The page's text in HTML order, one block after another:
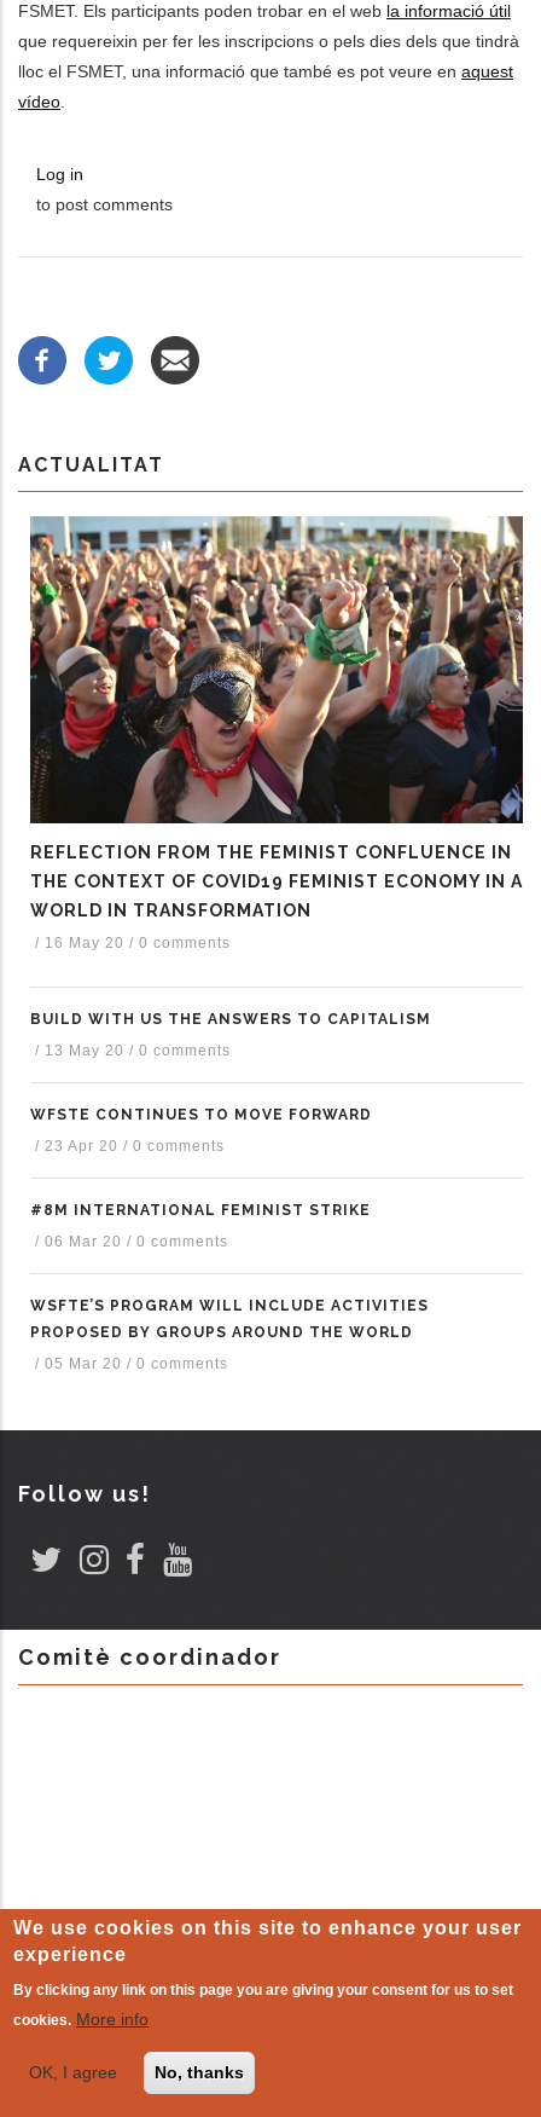
FSMET. Els participants poden trobar en el web la informació útil
que requereixin per fer les inscripcions o pels dies dels que tindrà
lloc el FSMET, una informació que també es pot veure en aquest
vídeo.
Log in
to post comments
ACTUALITAT
REFLECTION FROM THE FEMINIST CONFLUENCE IN
THE CONTEXT OF COVID19 FEMINIST ECONOMY IN A
WORLD IN TRANSFORMATION
/ 16 May 20 / 0 comments
BUILD WITH US THE ANSWERS TO CAPITALISM
/ 13 May 20 / 0 comments
WFSTE CONTINUES TO MOVE FORWARD
/ 23 Apr 20 / 0 comments
#8M INTERNATIONAL FEMINIST STRIKE
/ 06 Mar 20 / 0 comments
WSFTE’S PROGRAM WILL INCLUDE ACTIVITIES
PROPOSED BY GROUPS AROUND THE WORLD
/ 05 Mar 20 / 0 comments
Follow us!
Comitè coordinador
We use cookies on this site to enhance your user
experience
By clicking any link on this page you are giving your consent for us to set
cookies. More info
OK, I agree No, thanks